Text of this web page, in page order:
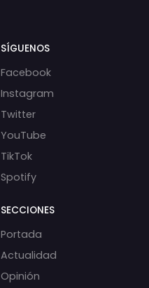
SÍGUENOS
Facebook
Instagram
Twitter
YouTube
TikTok
Spotify
SECCIONES
Portada
Actualidad
Opinión